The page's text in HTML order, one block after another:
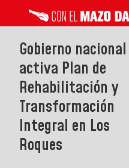
Gobierno nacional
activa Plan de
Rehabilitación y
Transformación
Integral en Los
Roques